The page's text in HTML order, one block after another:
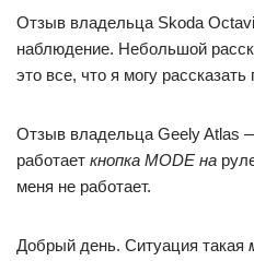
Отзыв владельца Skoda
наблюдение. Небольшой
это все, что я могу рассказать
Отзыв владельца Geely Atlas
работает кнопка MODE на
меня не работает.
Добрый день. Ситуация такая